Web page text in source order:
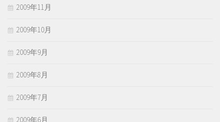
2009年11月
2009年10月
2009年9月
2009年8月
2009年7月
2009年6月